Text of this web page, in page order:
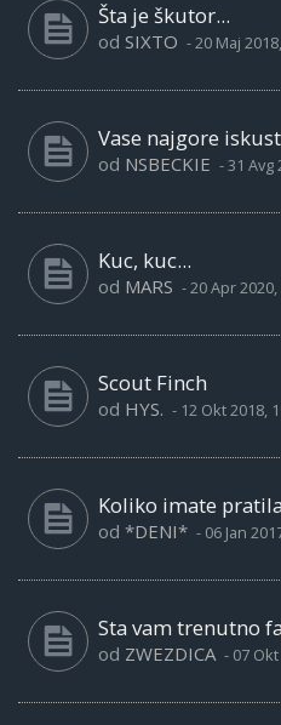
Šta je škutor...
od SIXTO -20 Maj
Vase najgore
od NSBECKIE -31 Avg
Kuc, kuc...
od MARS -20 Apr 2020,
Scout Finch
od HYS. - 12 Okt 2018,
Koliko imate
od *DENI* - 06 Jan
Sta vam trenutno
od ZWEZDICA - 07